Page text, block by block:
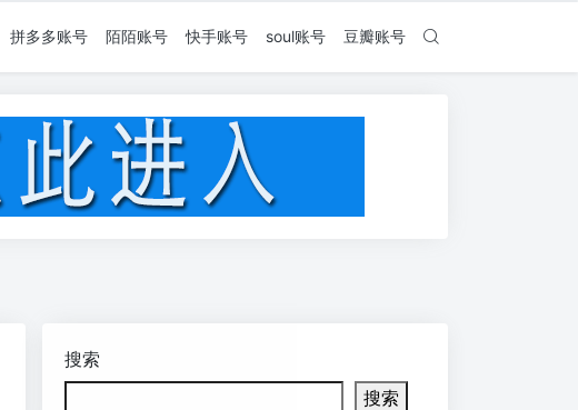
拼多多账号 陌陌账号 快手账号 soul账号 豆瓣账号
搜索
搜索